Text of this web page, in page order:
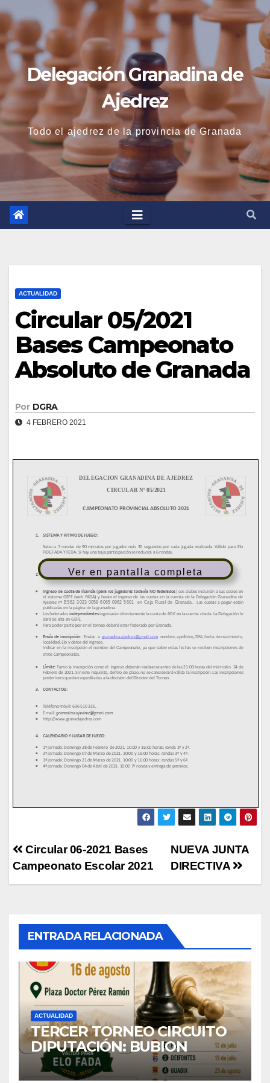
Saltar
contenido
Delegación Granadina de
Ajedrez
Todo el ajedrez de la provincia de Granada
ACTUALIDAD
Circular 05/2021
Bases Campeonato
Absoluto de Granada
Por DGRA
4 FEBRERO 2021
Ver en pantalla completa
Navegación
de
NUEVA JUNTA
DIRECTIVA
Circular 06-2021 Bases
Campeonato Escolar 2021
ENTRADA RELACIONADA
ACTUALIDAD
TERCER TORNEO CIRCUITO
DIPUTACIÓN: BUBION